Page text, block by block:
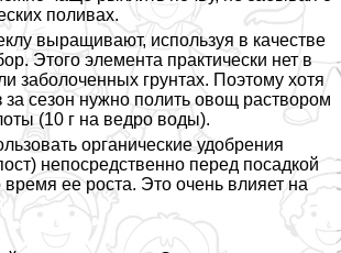
поливах.
выращивают, используя в качестве
Этого элемента пpaктически нет в
заболоченных грунтах. Поэтому хотя
за сезон нужно полить овощ раствором
(10 г на ведро воды).
органические удобрения
непосредственно перед посадкой
ее роста. Это очень влияет на